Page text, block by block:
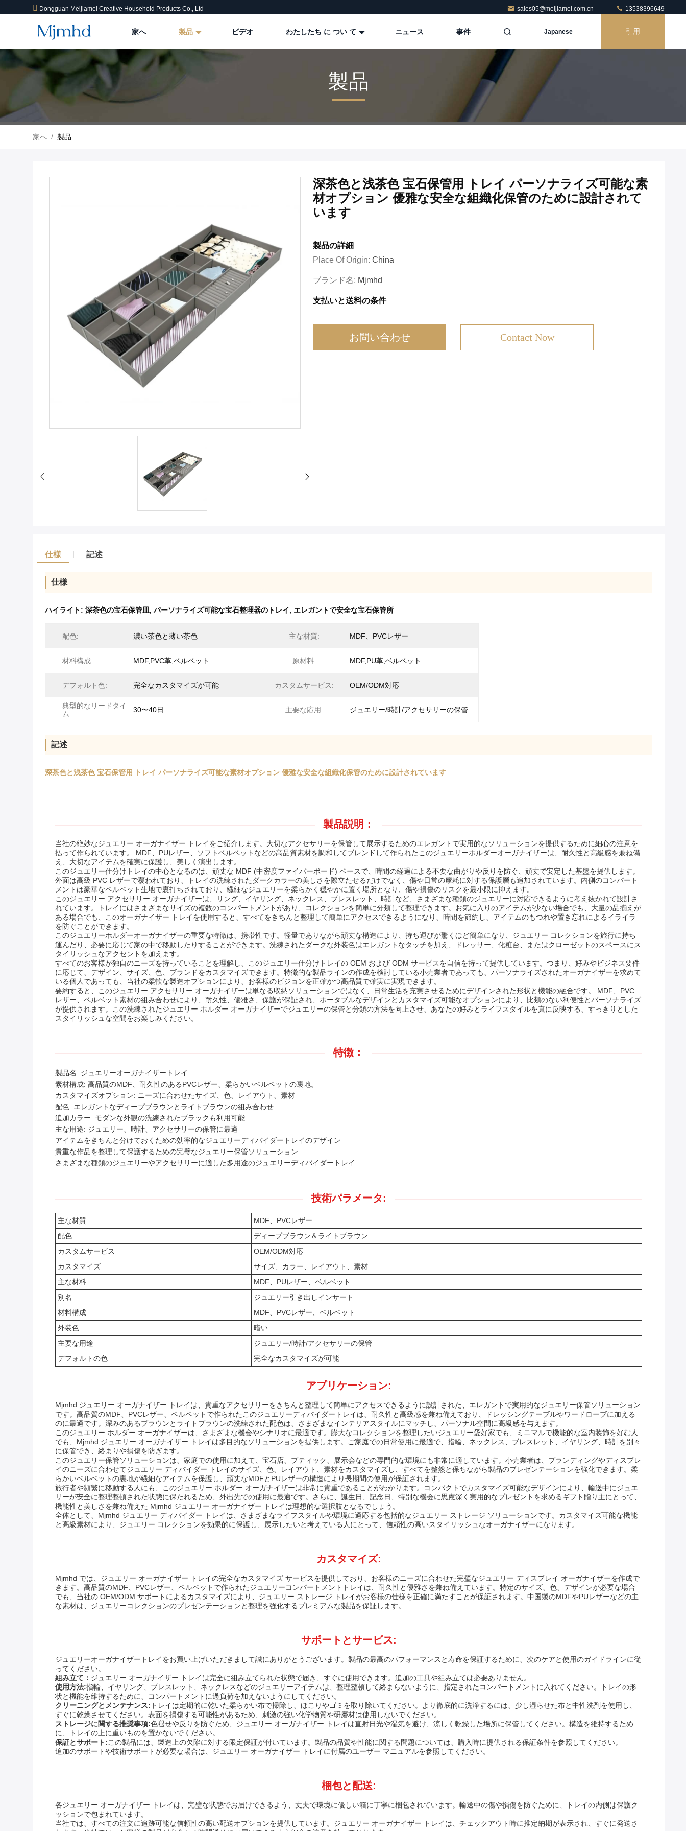
Dongguan Meijiamei Creative Household Products Co., Ltd sales05@meijiamei.com.cn 13538396649
家へ 製品 ビデオ わたしたち に つい て ニュース 事件 Japanese 引用
製品
家へ / 製品
深茶色と浅茶色 宝石保管用 トレイ パーソナライズ可能な素
材オプション 優雅な安全な組織化保管のために設計されて
います
製品の詳細
Place Of Origin: China
ブランド名: Mjmhd
支払いと送料の条件
お問い合わせ Contact Now
仕様 記述
仕様
ハイライト: 深茶色の宝石保管皿, パーソナライズ可能な宝石整理器のトレイ, エレガントで安全な宝石保管所
配色: 濃い茶色と薄い茶色 主な材質: MDF、PVCレザー
材料構成: MDF,PVC革,ベルベット 原材料: MDF,PU革,ベルベット
デフォルト色: 完全なカスタマイズが可能 カスタムサービス: OEM/ODM対応
典型的なリードタイ
ム:
30〜40日 主要な応用: ジュエリー/時計/アクセサリーの保管
記述
深茶色と浅茶色 宝石保管用 トレイ パーソナライズ可能な素材オプション 優雅な安全な組織化保管のために設計されています
製品説明：
当社の絶妙なジュエリー オーガナイザー トレイをご紹介します。大切なアクセサリーを保管して展示するためのエレガントで実用的なソリューションを提供するために細心の注意を
払って作られています。 MDF、PUレザー、ソフトベルベットなどの高品質素材を調和してブレンドして作られたこのジュエリーホルダーオーガナイザーは、耐久性と高級感を兼ね備
え、大切なアイテムを確実に保護し、美しく演出します。
このジュエリー仕分けトレイの中心となるのは、頑丈な MDF (中密度ファイバーボード) ベースで、時間の経過による不要な曲がりや反りを防ぐ、頑丈で安定した基盤を提供します。
外面は高級 PVC レザーで覆われており、トレイの洗練されたダークカラーの美しさを際立たせるだけでなく、傷や日常の摩耗に対する保護層も追加されています。内側のコンパート
メントは豪華なベルベット生地で裏打ちされており、繊細なジュエリーを柔らかく穏やかに置く場所となり、傷や損傷のリスクを最小限に抑えます。
このジュエリー アクセサリー オーガナイザーは、リング、イヤリング、ネックレス、ブレスレット、時計など、さまざまな種類のジュエリーに対応できるように考え抜かれて設計さ
れています。トレイにはさまざまなサイズの複数のコンパートメントがあり、コレクションを簡単に分類して整理できます。お気に入りのアイテムが少ない場合でも、大量の品揃えが
ある場合でも、このオーガナイザー トレイを使用すると、すべてをきちんと整理して簡単にアクセスできるようになり、時間を節約し、アイテムのもつれや置き忘れによるイライラ
を防ぐことができます。
このジュエリーホルダーオーガナイザーの重要な特徴は、携帯性です。軽量でありながら頑丈な構造により、持ち運びが驚くほど簡単になり、ジュエリー コレクションを旅行に持ち
運んだり、必要に応じて家の中で移動したりすることができます。洗練されたダークな外装色はエレガントなタッチを加え、ドレッサー、化粧台、またはクローゼットのスペースにス
タイリッシュなアクセントを加えます。
すべてのお客様が独自のニーズを持っていることを理解し、このジュエリー仕分けトレイの OEM および ODM サービスを自信を持って提供しています。つまり、好みやビジネス要件
に応じて、デザイン、サイズ、色、ブランドをカスタマイズできます。特徴的な製品ラインの作成を検討している小売業者であっても、パーソナライズされたオーガナイザーを求めて
いる個人であっても、当社の柔軟な製造オプションにより、お客様のビジョンを正確かつ高品質で確実に実現できます。
要約すると、このジュエリー アクセサリー オーガナイザーは単なる収納ソリューションではなく、日常生活を充実させるためにデザインされた形状と機能の融合です。 MDF、PVC
レザー、ベルベット素材の組み合わせにより、耐久性、優雅さ、保護が保証され、ポータブルなデザインとカスタマイズ可能なオプションにより、比類のない利便性とパーソナライズ
が提供されます。この洗練されたジュエリー ホルダー オーガナイザーでジュエリーの保管と分類の方法を向上させ、あなたの好みとライフスタイルを真に反映する、すっきりとした
スタイリッシュな空間をお楽しみください。
特徴：
製品名: ジュエリーオーガナイザートレイ
素材構成: 高品質のMDF、耐久性のあるPVCレザー、柔らかいベルベットの裏地。
カスタマイズオプション: ニーズに合わせたサイズ、色、レイアウト、素材
配色: エレガントなディープブラウンとライトブラウンの組み合わせ
追加カラー: モダンな外観の洗練されたブラックも利用可能
主な用途: ジュエリー、時計、アクセサリーの保管に最適
アイテムをきちんと分けておくための効率的なジュエリーディバイダートレイのデザイン
貴重な作品を整理して保護するための完璧なジュエリー保管ソリューション
さまざまな種類のジュエリーやアクセサリーに適した多用途のジュエリーディバイダートレイ
技術パラメータ:
主な材質
MDF、PVCレザー
配色
ディープブラウン＆ライトブラウン
カスタムサービス
OEM/ODM対応
カスタマイズ
サイズ、カラー、レイアウト、素材
主な材料
MDF、PUレザー、ベルベット
別名
ジュエリー引き出しインサート
材料構成
MDF、PVCレザー、ベルベット
外装色
暗い
主要な用途
ジュエリー/時計/アクセサリーの保管
デフォルトの色
完全なカスタマイズが可能
アプリケーション:
Mjmhd ジュエリー オーガナイザー トレイは、貴重なアクセサリーをきちんと整理して簡単にアクセスできるように設計された、エレガントで実用的なジュエリー保管ソリューション
です。高品質のMDF、PVCレザー、ベルベットで作られたこのジュエリーディバイダートレイは、耐久性と高級感を兼ね備えており、ドレッシングテーブルやワードローブに加える
のに最適です。深みのあるブラウンとライトブラウンの洗練された配色は、さまざまなインテリアスタイルにマッチし、パーソナル空間に高級感を与えます。
このジュエリー ホルダー オーガナイザーは、さまざまな機会やシナリオに最適です。膨大なコレクションを整理したいジュエリー愛好家でも、ミニマルで機能的な室内装飾を好む人
でも、Mjmhd ジュエリー オーガナイザー トレイは多目的なソリューションを提供します。ご家庭での日常使用に最適で、指輪、ネックレス、ブレスレット、イヤリング、時計を別々
に保管でき、絡まりや損傷を防ぎます。
このジュエリー保管ソリューションは、家庭での使用に加えて、宝石店、ブティック、展示会などの専門的な環境にも非常に適しています。小売業者は、ブランディングやディスプレ
イのニーズに合わせてジュエリー ディバイダー トレイのサイズ、色、レイアウト、素材をカスタマイズし、すべてを整然と保ちながら製品のプレゼンテーションを強化できます。柔
らかいベルベットの裏地が繊細なアイテムを保護し、頑丈なMDFとPUレザーの構造により長期間の使用が保証されます。
旅行者や頻繁に移動する人にも、このジュエリー ホルダー オーガナイザーは非常に貴重であることがわかります。コンパクトでカスタマイズ可能なデザインにより、輸送中にジュエ
リーが安全に整理整頓された状態に保たれるため、外出先での使用に最適です。さらに、誕生日、記念日、特別な機会に思慮深く実用的なプレゼントを求めるギフト贈り主にとって、
機能性と美しさを兼ね備えた Mjmhd ジュエリー オーガナイザー トレイは理想的な選択肢となるでしょう。
全体として、Mjmhd ジュエリー ディバイダー トレイは、さまざまなライフスタイルや環境に適応する包括的なジュエリー ストレージ ソリューションです。カスタマイズ可能な機能
と高級素材により、ジュエリー コレクションを効果的に保護し、展示したいと考えている人にとって、信頼性の高いスタイリッシュなオーガナイザーになります。
カスタマイズ:
Mjmhd では、ジュエリー オーガナイザー トレイの完全なカスタマイズ サービスを提供しており、お客様のニーズに合わせた完璧なジュエリー ディスプレイ オーガナイザーを作成で
きます。高品質のMDF、PVCレザー、ベルベットで作られたジュエリーコンパートメントトレイは、耐久性と優雅さを兼ね備えています。特定のサイズ、色、デザインが必要な場合
でも、当社の OEM/ODM サポートによるカスタマイズにより、ジュエリー ストレージ トレイがお客様の仕様を正確に満たすことが保証されます。中国製のMDFやPUレザーなどの主
な素材は、ジュエリーコレクションのプレゼンテーションと整理を強化するプレミアムな製品を保証します。
サポートとサービス:
ジュエリーオーガナイザートレイをお買い上げいただきまして誠にありがとうございます。製品の最高のパフォーマンスと寿命を保証するために、次のケアと使用のガイドラインに従
ってください。
組み立て： ジュエリー オーガナイザー トレイは完全に組み立てられた状態で届き、すぐに使用できます。追加の工具や組み立ては必要ありません。
使用方法:指輪、イヤリング、ブレスレット、ネックレスなどのジュエリーアイテムは、整理整頓して絡まらないように、指定されたコンパートメントに入れてください。トレイの形
状と機能を維持するために、コンパートメントに過負荷を加えないようにしてください。
クリーニングとメンテナンス: トレイは定期的に乾いた柔らかい布で掃除し、ほこりやゴミを取り除いてください。より徹底的に洗浄するには、少し湿らせた布と中性洗剤を使用し、
すぐに乾燥させてください。表面を損傷する可能性があるため、刺激の強い化学物質や研磨材は使用しないでください。
ストレージに関する推奨事項:色褪せや反りを防ぐため、ジュエリー オーガナイザー トレイは直射日光や湿気を避け、涼しく乾燥した場所に保管してください。構造を維持するため
に、トレイの上に重いものを置かないでください。
保証とサポート:この製品には、製造上の欠陥に対する限定保証が付いています。製品の品質や性能に関する問題については、購入時に提供される保証条件を参照してください。
追加のサポートや技術サポートが必要な場合は、ジュエリー オーガナイザー トレイに付属のユーザー マニュアルを参照してください。
梱包と配送:
各ジュエリー オーガナイザー トレイは、完璧な状態でお届けできるよう、丈夫で環境に優しい箱に丁寧に梱包されています。輸送中の傷や損傷を防ぐために、トレイの内側は保護ク
ッションで包まれています。
当社では、すべての注文に追跡可能な信頼性の高い配送オプションを提供しています。ジュエリー オーガナイザー トレイは、チェックアウト時に推定納期が表示され、すぐに発送さ